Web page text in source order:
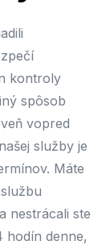
kontroly
spôsob
vopred
služby je
Máte
nestrácali ste
hodín denne,